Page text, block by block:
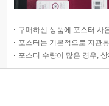
구매하신 상품에 포스터 사
포스터는 기본적으로 지관
포스터 수량이 많은 경우,